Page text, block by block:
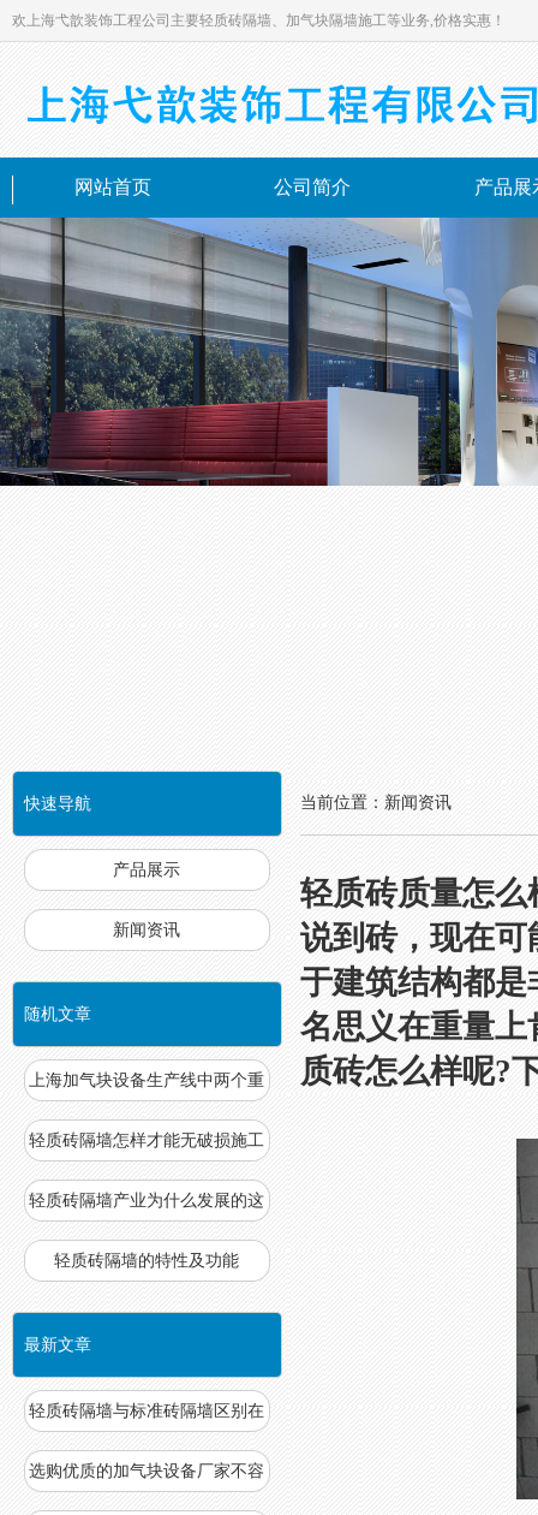
欢上海弋歆装饰工程公司主要轻质砖隔墙、加气块隔墙施工等业务,价格实惠！
网站首页 公司简介 产品展
快速导航
NAVIGATION
产品展示
新闻资讯
随机文章
上海加气块设备生产线中两个重
要
轻质砖隔墙怎样才能无破损施工
轻质砖隔墙产业为什么发展的这
么
轻质砖隔墙的特性及功能
最新文章
轻质砖隔墙与标准砖隔墙区别在
哪
选购优质的加气块设备厂家不容
当前位置：新闻资讯
轻质砖质量怎么
说到砖，现在
于建筑结构都
名思义在重量
质砖怎么样呢?